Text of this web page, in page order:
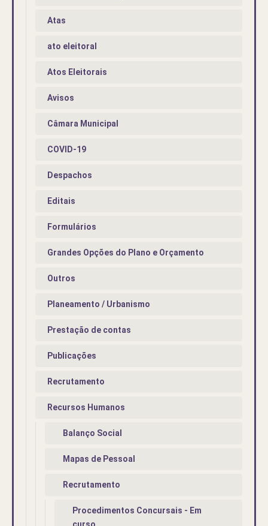
Atas
ato eleitoral
Atos Eleitorais
Avisos
Câmara Municipal
COVID-19
Despachos
Editais
Formulários
Grandes Opções do Plano e Orçamento
Outros
Planeamento / Urbanismo
Prestação de contas
Publicações
Recrutamento
Recursos Humanos
Balanço Social
Mapas de Pessoal
Recrutamento
Procedimentos Concursais - Em
curso